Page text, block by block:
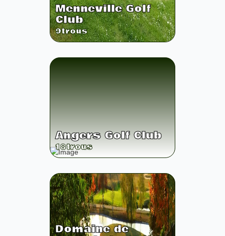
Menneville Golf
Club
9trous
Angers Golf Club
18trous
Domaine de